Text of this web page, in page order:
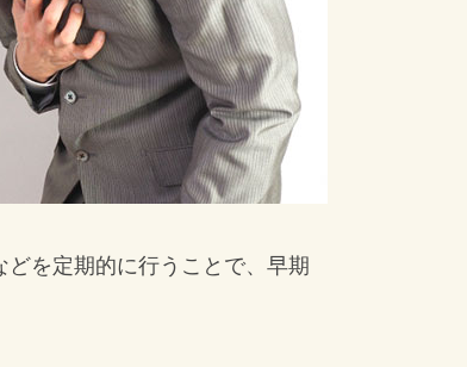
を定期的に行うことで、早期